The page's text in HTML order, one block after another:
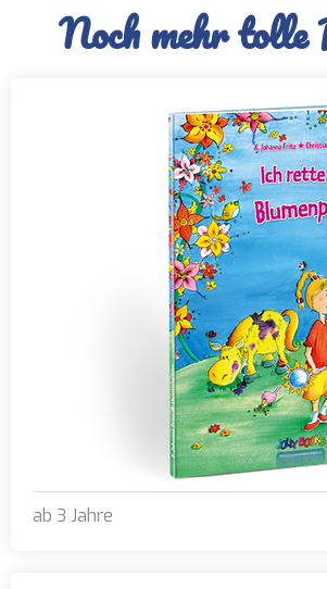
Noch mehr tolle
ab 3 Jahre